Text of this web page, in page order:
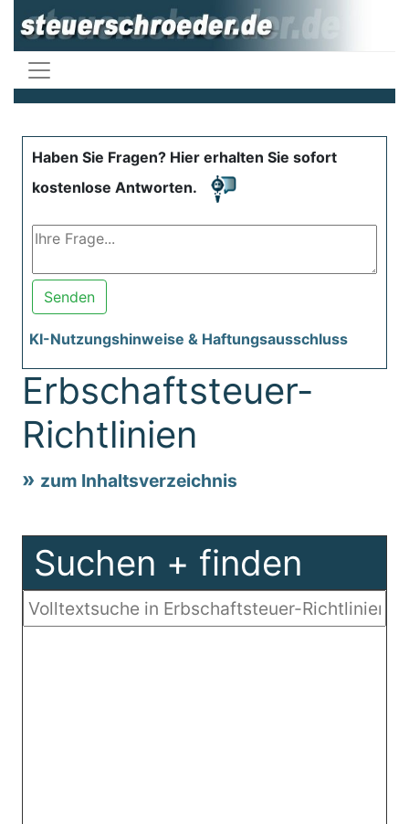
Haben Sie Fragen? Hier erhalten Sie sofort
kostenlose Antworten.
Senden
KI-Nutzungshinweise & Haftungsausschluss
Erbschaftsteuer-
Richtlinien
zum Inhaltsverzeichnis
Suchen + finden